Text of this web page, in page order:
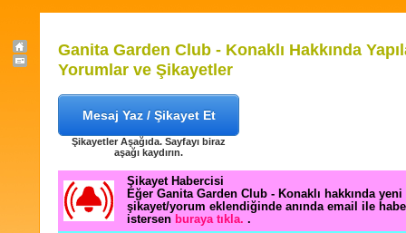
Ganita Garden Club - Konaklı Hakkında
Yorumlar ve Şikayetler
Mesaj Yaz / Şikayet Et
Şikayetler Aşağıda. Sayfayı biraz
aşağı kaydırın.
Şikayet Habercisi
Eğer Ganita Garden Club - Konaklı hakkında
şikayet/yorum eklendiğinde anında email ile
istersen buraya tıkla. .